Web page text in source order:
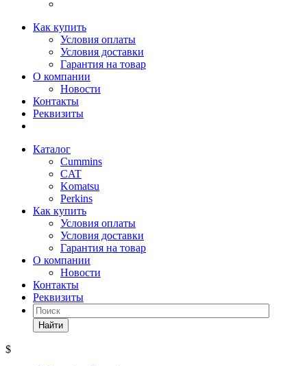
Как купить
Условия оплаты
Условия доставки
Гарантия на товар
О компании
Новости
Контакты
Реквизиты
Каталог
Cummins
CAT
Komatsu
Perkins
Как купить
Условия оплаты
Условия доставки
Гарантия на товар
О компании
Новости
Контакты
Реквизиты
Найти
$